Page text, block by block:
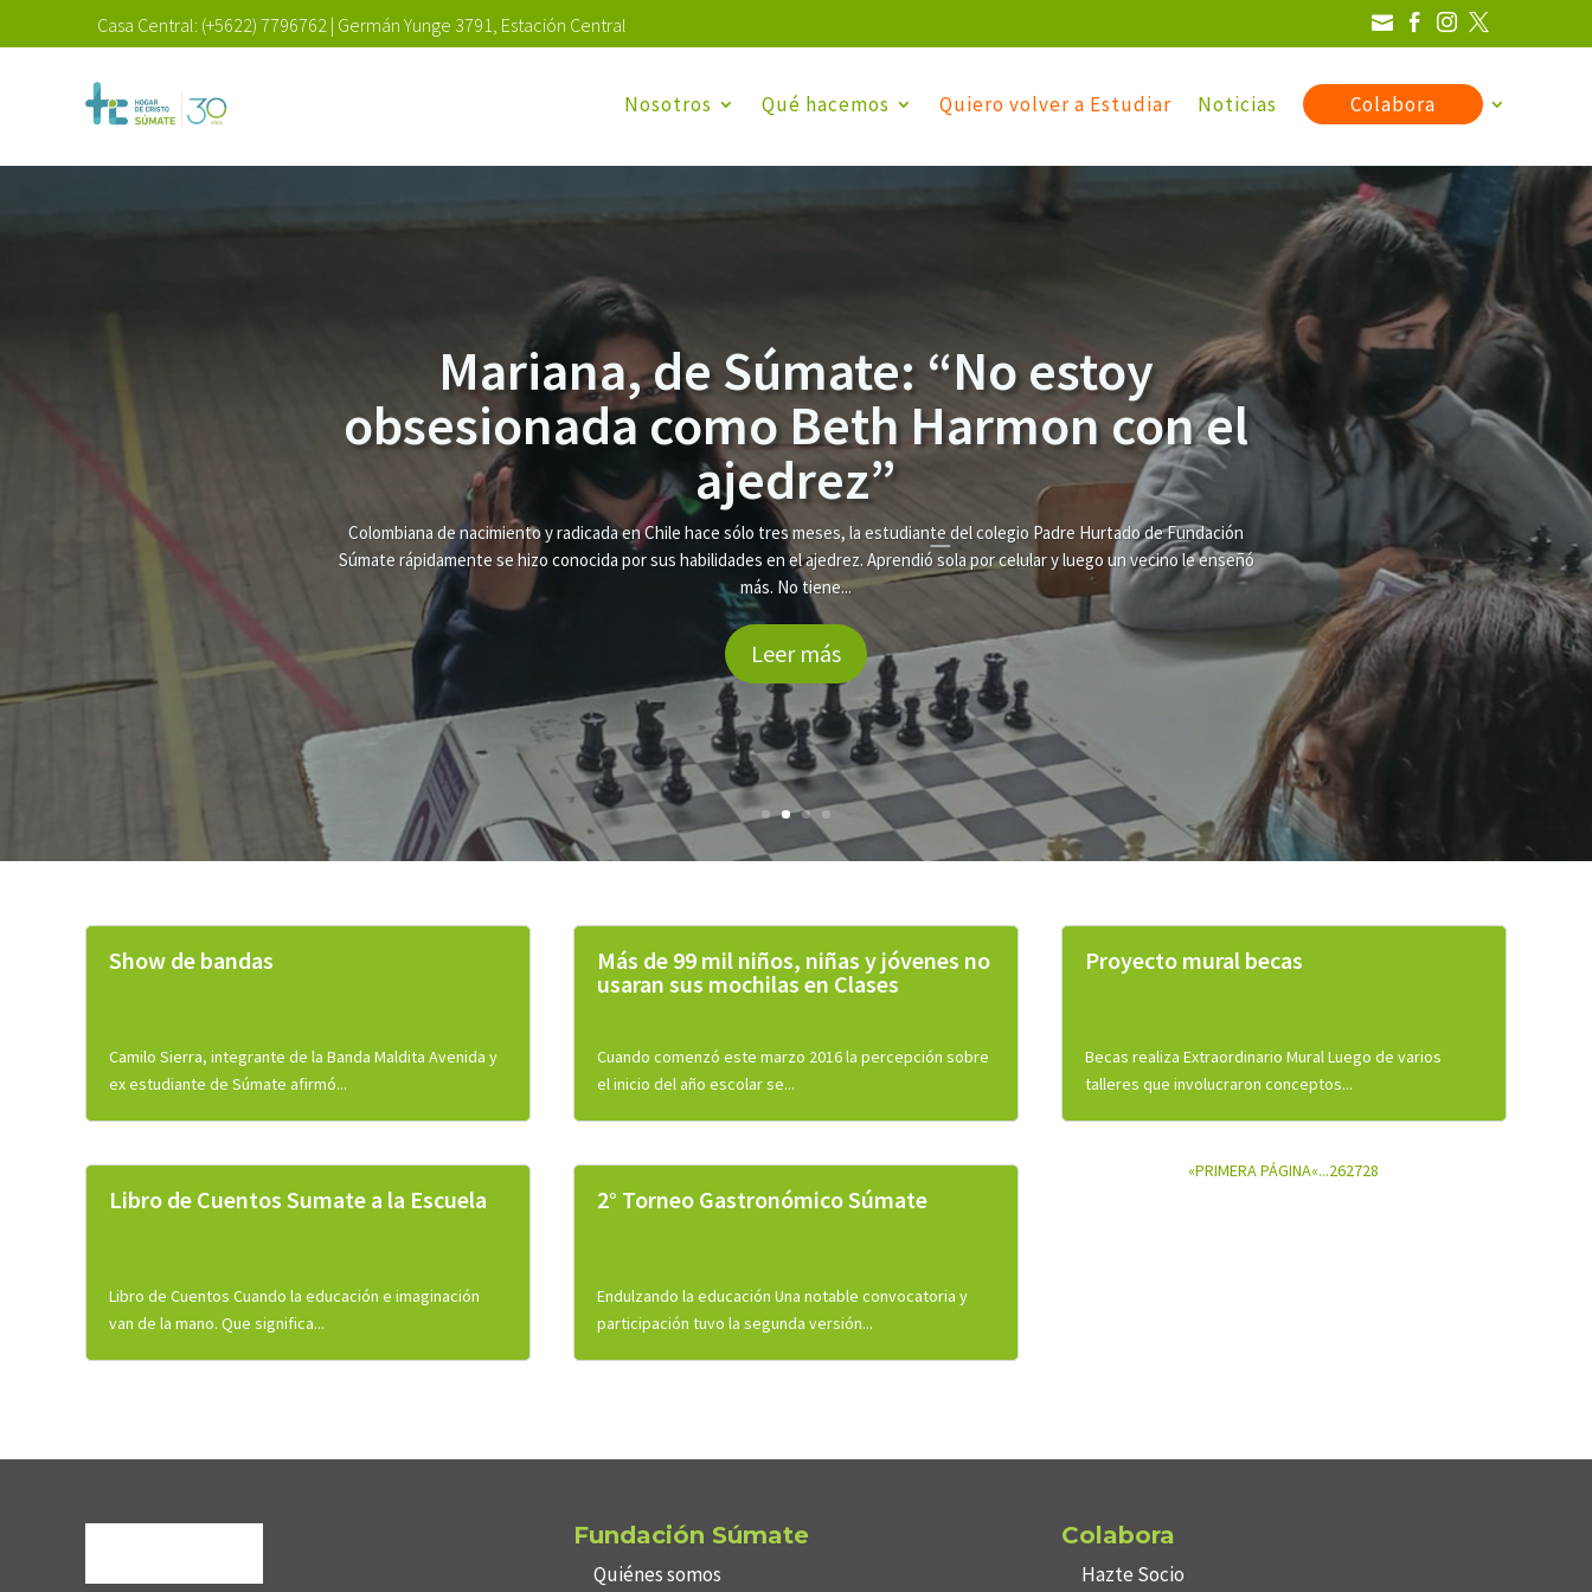
Casa Central: (+5622) 7796762 | Germán Yunge 3791, Estación Central    
Nosotros Qué hacemos Quiero volver a Estudiar Noticias Colabora
La entidad del Hogar de Cristo cumple 29 años luchando contra la exclusión educativa de niño, niñas y jóvenes en situación de
pobreza. Aquí te contamos brevemente sobre cómo nace esta entidad que anualmente atiende a más de tres mil personas, que
son marginadas por un sistema educativo rígido y poco tolerante con “el problemático”.
Show de bandas
Camilo Sierra, integrante de la Banda Maldita Avenida y
ex estudiante de Súmate afirmó...
Libro de Cuentos Sumate a la Escuela
Libro de Cuentos Cuando la educación e imaginación
van de la mano. Que significa...
Más de 99 mil niños, niñas y jóvenes no
usaran sus mochilas en Clases
Cuando comenzó este marzo 2016 la percepción sobre
el inicio del año escolar se...
2° Torneo Gastronómico Súmate
Endulzando la educación Una notable convocatoria y
participación tuvo la segunda versión...
Proyecto mural becas
Becas realiza Extraordinario Mural Luego de varios
talleres que involucraron conceptos...
«PRIMERA PÁGINA«...262728
Fundación Súmate
Quiénes somos
Colabora
Hazte Socio